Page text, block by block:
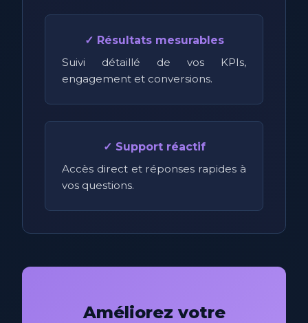
✓ Résultats mesurables
Suivi détaillé de vos KPIs,
engagement et conversions.
✓ Support réactif
Accès direct et réponses rapides à
vos questions.
Améliorez votre